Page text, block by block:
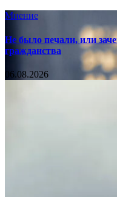
Мнение
Не было печали, или
гражданства
06.08.2026